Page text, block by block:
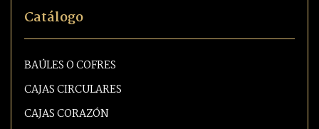
Catálogo
BAÚLES O COFRES
CAJAS CIRCULARES
CAJAS CORAZÓN